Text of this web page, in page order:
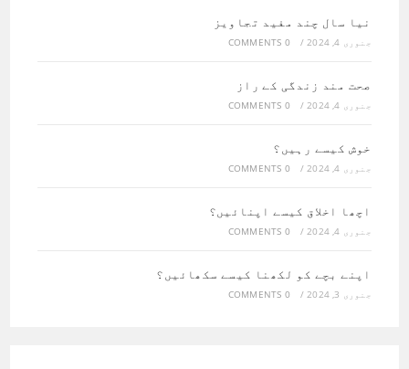
نیا سال چند مفید تجاویز
جنوری 4, 2024 /
0 COMMENTS
صحت مند زندگی کے راز
جنوری 4, 2024 /
0 COMMENTS
خوش کیسے رہیں؟
جنوری 4, 2024 /
0 COMMENTS
اچھا اخلاق کیسے اپنائیں؟
جنوری 4, 2024 /
0 COMMENTS
اپنے بچے کو لکھنا کیسے سکھائیں؟
جنوری 3, 2024 /
0 COMMENTS